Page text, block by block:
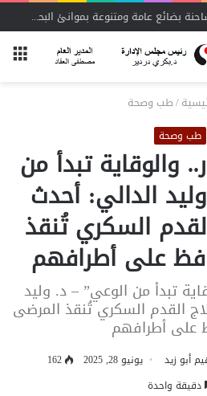
تداول 9 آلاف طن و513 شاحنة بضائع عامة ومتنوعة بموانئ البحر الأحمر
/طب وصحة
طب وصحة
والوقاية تبدأ من
الدالي: أحدث
السكري تُنقذ
على أطرافهم
تبدأ من الوعي” – د. وليد
القدم السكري تُنقذ المرضى
على أطرافهم
أبو زيد يونيو 28, 2025
162
دقيقة واحدة